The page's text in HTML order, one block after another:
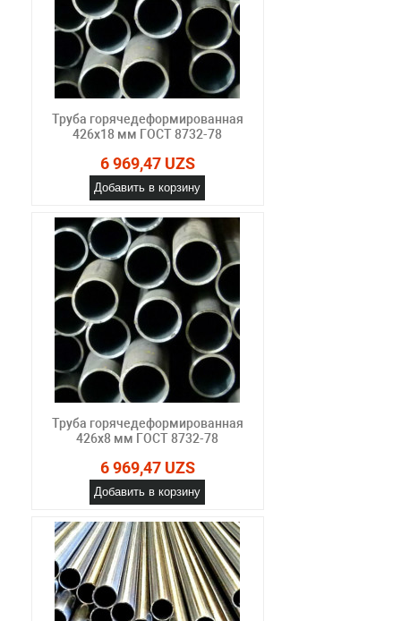
Труба горячедеформированная
426х18 мм ГОСТ 8732-78
6 969,47 UZS
Добавить в корзину
Труба горячедеформированная
426х8 мм ГОСТ 8732-78
6 969,47 UZS
Добавить в корзину